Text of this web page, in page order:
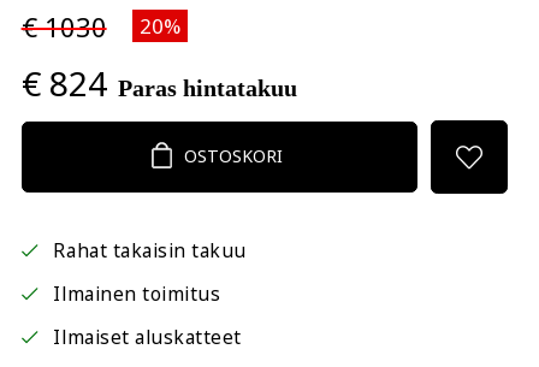
€ 1030 20%
€ 824 Paras hintatakuu
OSTOSKORI
Rahat takaisin takuu
Ilmainen toimitus
Ilmaiset aluskatteet